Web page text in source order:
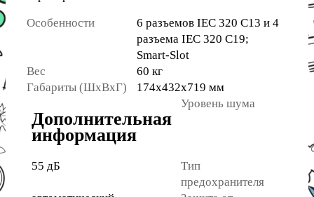
Особенности
6 разъемов IEC 320 C13 и 4
разъема IEC 320 C19;
Smart-Slot
Вес
60 кг
Габариты (ШxВxГ)
174x432x719 мм
Дополнительная
информация
Уровень шума
55 дБ
Тип
предохранителя